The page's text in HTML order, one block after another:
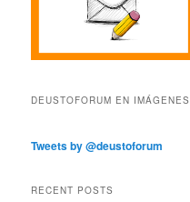
DEUSTOFORUM EN IMÁGENES
Tweets by @deustoforum
RECENT POSTS